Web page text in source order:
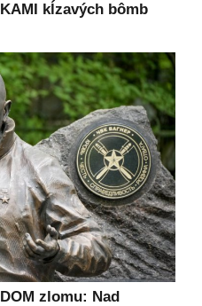
kĺzavých bômb
zlomu: Nad